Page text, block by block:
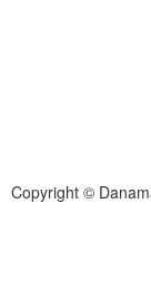
Copyright ©